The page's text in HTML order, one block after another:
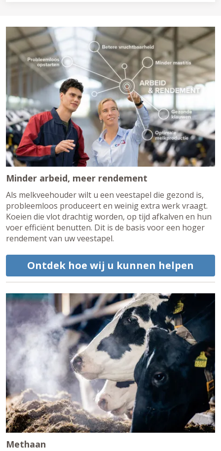
Minder arbeid, meer rendement
Als melkveehouder wilt u een veestapel die gezond is,
probleemloos produceert en weinig extra werk vraagt.
Koeien die vlot drachtig worden, op tijd a­fkalven en hun
voer efficiënt benutten. Dit is de basis voor een hoger
rendement van uw veestapel.
Ontdek hoe wij u kunnen helpen
Methaan